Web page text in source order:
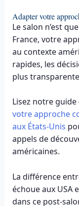
Adapter votre
Le salon n’est
France, votre
au contexte
rapides, les
plus
Lisez notre
votre approche
aux États-Unis
appels de
américaines.
La différence
échoue aux USA
dans ce post-